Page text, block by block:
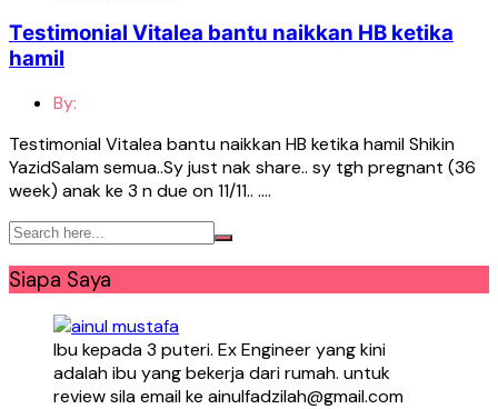
Testimonial Vitalea bantu naikkan HB ketika
hamil
By:
Testimonial Vitalea bantu naikkan HB ketika hamil Shikin
YazidSalam semua..Sy just nak share.. sy tgh pregnant (36
week) anak ke 3 n due on 11/11.. ….
Siapa Saya
Ibu kepada 3 puteri. Ex Engineer yang kini
adalah ibu yang bekerja dari rumah. untuk
review sila email ke ainulfadzilah@gmail.com